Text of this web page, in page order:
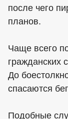
после чего
планов.
Чаще всего
гражданских
До
спасаются
Подобные